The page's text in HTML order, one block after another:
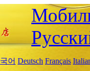
어 Deutsch Français